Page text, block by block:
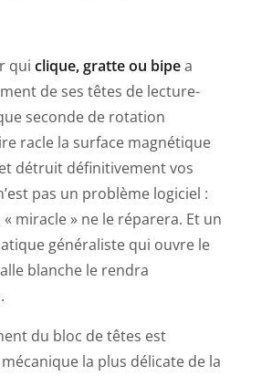
qui clique, gratte ou bipea
de ses têtes de lecture-
seconde de rotation
racle la surface magnétique
détruit définitivement vos
pas un problème logiciel :
miracle » ne le réparera. Et un
généraliste qui ouvre le
blanche le rendra
du bloc de têtes est
la plus délicate de la